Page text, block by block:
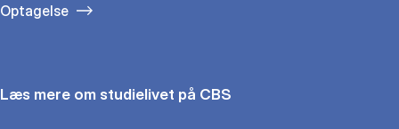
Optagelse
Læs mere om studielivet på CBS